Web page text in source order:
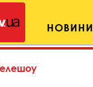
НОВИНИ